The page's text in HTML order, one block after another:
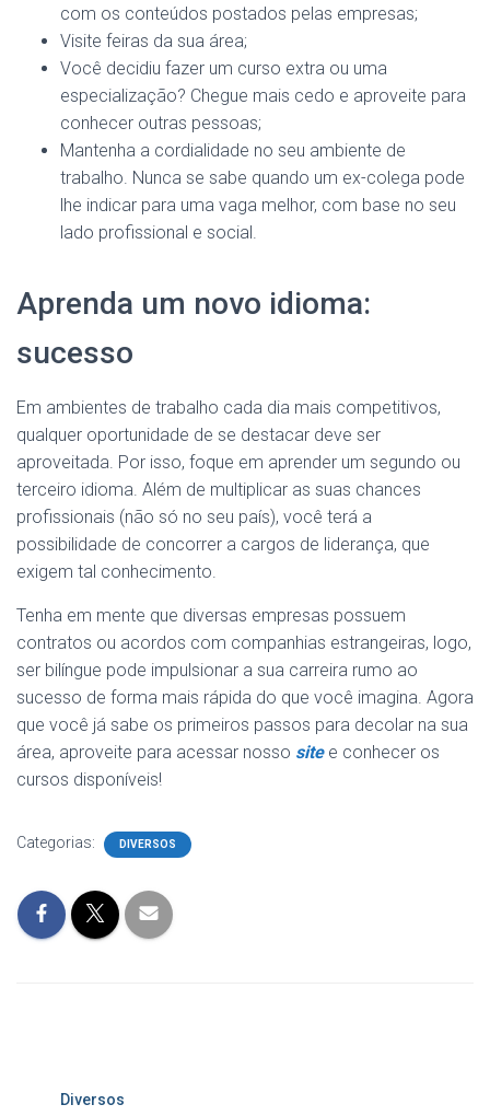
com os conteúdos postados pelas empresas;
Visite feiras da sua área;
Você decidiu fazer um curso extra ou uma
especialização? Chegue mais cedo e aproveite para
conhecer outras pessoas;
Mantenha a cordialidade no seu ambiente de
trabalho. Nunca se sabe quando um ex-colega pode
lhe indicar para uma vaga melhor, com base no seu
lado profissional e social.
Aprenda um novo idioma:
sucesso
Em ambientes de trabalho cada dia mais competitivos,
qualquer oportunidade de se destacar deve ser
aproveitada. Por isso, foque em aprender um segundo ou
terceiro idioma. Além de multiplicar as suas chances
profissionais (não só no seu país), você terá a
possibilidade de concorrer a cargos de liderança, que
exigem tal conhecimento.
Tenha em mente que diversas empresas possuem
contratos ou acordos com companhias estrangeiras, logo,
ser bilíngue pode impulsionar a sua carreira rumo ao
sucesso de forma mais rápida do que você imagina. Agora
que você já sabe os primeiros passos para decolar na sua
área, aproveite para acessar nosso sitee conhecer os
cursos disponíveis!
Categorias: DIVERSOS
Diversos